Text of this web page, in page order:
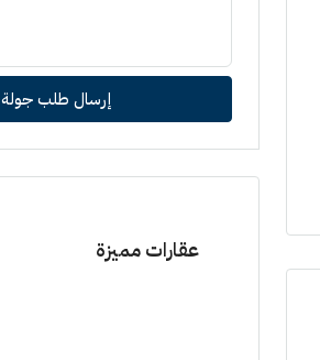
إرسال طلب جولة
عقارات مميزة